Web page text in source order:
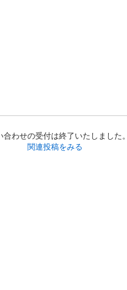
合わせの受付は終了いたしました。
関連投稿をみる